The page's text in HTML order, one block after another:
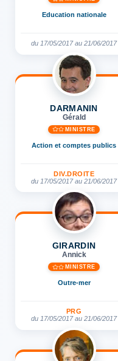
Education nationale
du 17/05/2017 au 21/06/2017
DARMANIN
Gérald
MINISTRE
Action et comptes publics
DIV.DROITE
du 17/05/2017 au 21/06/2017
GIRARDIN
Annick
MINISTRE
Outre-mer
PRG
du 17/05/2017 au 21/06/2017